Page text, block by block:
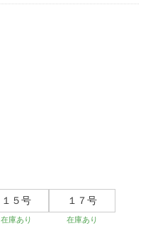
１５号
在庫あり
１７号
在庫あり